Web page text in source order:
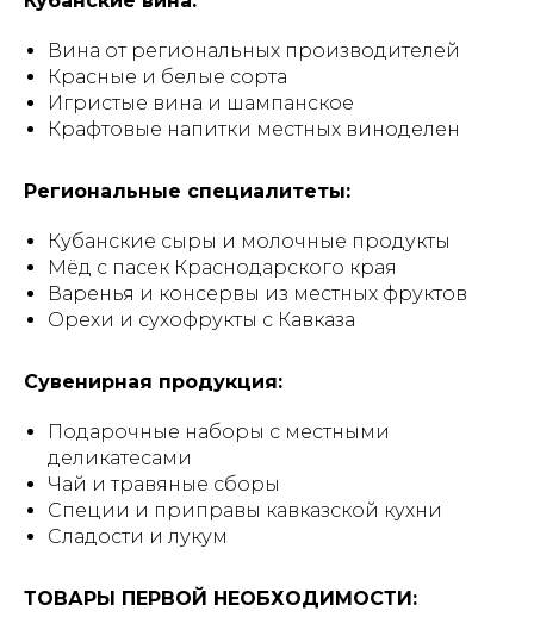
Вина от региональных производителей
Красные и белые сорта
Игристые вина и шампанское
Крафтовые напитки местных виноделен
Региональные специалитеты:
Кубанские сыры и молочные продукты
Мёд с пасек Краснодарского края
Варенья и консервы из местных фруктов
Орехи и сухофрукты с Кавказа
Сувенирная продукция:
Подарочные наборы с местными
деликатесами
Чай и травяные сборы
Специи и приправы кавказской кухни
Сладости и лукум
ТОВАРЫ ПЕРВОЙ НЕОБХОДИМОСТИ: